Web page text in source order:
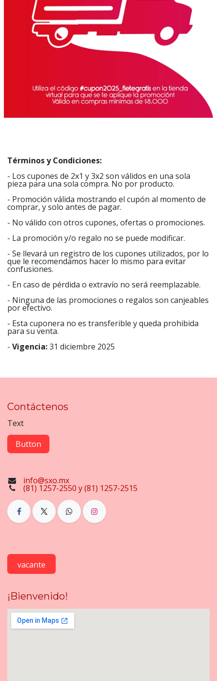
Términos y Condiciones:
- Los cupones de 2x1 y 3x2 son válidos en una sola
pieza para una sola compra. No por producto.
- Promoción válida mostrando el cupón al momento de
comprar, y solo antes de pagar.
- No válido con otros cupones, ofertas o promociones.
- La promoción y/o regalo no se puede modificar.
- Se llevará un registro de los cupones utilizados, por lo
que le recomendamos hacer lo mismo para evitar
confusiones.
- En caso de pérdida o extravío no será reemplazable.
- Ninguna de las promociones o regalos son canjeables
por efectivo.
- Esta cuponera no es transferible y queda prohibida
para su venta.
- Vigencia:31 diciembre 2025
Contáctenos
Text
Button
info@sxo.mx
(81) 1257-2550 y (81) 1257-2515
vacante
¡Bienvenido!